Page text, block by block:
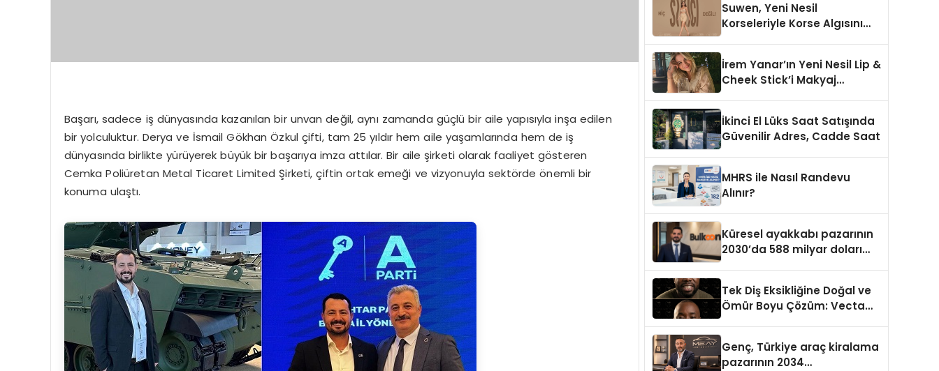
Başarı, sadece iş dünyasında kazanılan bir unvan değil, aynı zamanda güçlü bir aile yapısıyla inşa edilen
bir yolculuktur. Derya ve İsmail Gökhan Özkul çifti, tam 25 yıldır hem aile yaşamlarında hem de iş
dünyasında birlikte yürüyerek büyük bir başarıya imza attılar. Bir aile şirketi olarak faaliyet gösteren
Cemka Poliüretan Metal Ticaret Limited Şirketi, çiftin ortak emeği ve vizyonuyla sektörde önemli bir
konuma ulaştı.
Suwen, Yeni Nesil
Korseleriyle Korse Algısını
İrem Yanar’ın Yeni Nesil Lip &
Cheek Stick’i Makyaj
İkinci El Lüks Saat Satışında
Güvenilir Adres, Cadde Saat
MHRS ile Nasıl Randevu
Alınır?
Küresel ayakkabı pazarının
2030’da 588 milyar doları
Tek Diş Eksikliğine Doğal ve
Ömür Boyu Çözüm: Vecta
Genç, Türkiye araç kiralama
pazarının 2034